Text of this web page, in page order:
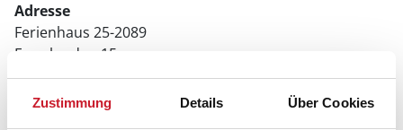
Zustimmung Details Über Cookies
Adresse
Ferienhaus 25-2089
Fyrrelunden 15
6840 Oksbøl